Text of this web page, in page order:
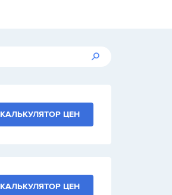
КАЛЬКУЛЯТОР ЦЕН
КАЛЬКУЛЯТОР ЦЕН